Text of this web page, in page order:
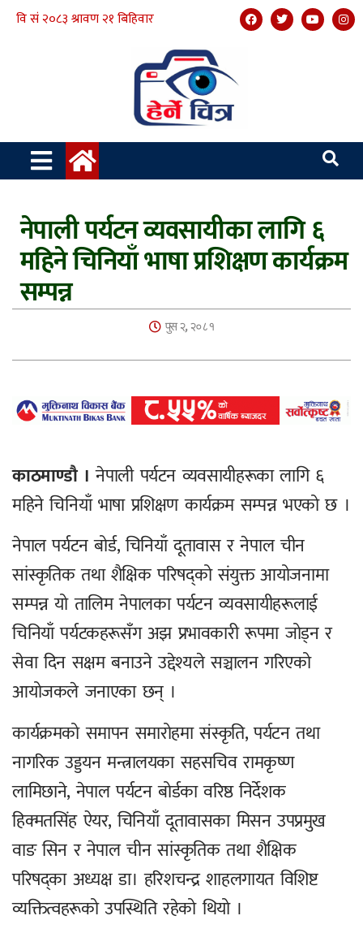
नेपाली पर्यटन व्यवसायीका लागि ६
महिने चिनियाँ भाषा प्रशिक्षण कार्यक्रम
सम्पन्न
पुस २, २०८१
काठमाण्डौ । नेपाली पर्यटन व्यवसायीहरूका लागि ६
महिने चिनियाँ भाषा प्रशिक्षण कार्यक्रम सम्पन्न भएको छ ।
नेपाल पर्यटन बोर्ड, चिनियाँ दूतावास र नेपाल चीन
सांस्कृतिक तथा शैक्षिक परिषद्को संयुक्त आयोजनामा
सम्पन्न यो तालिम नेपालका पर्यटन व्यवसायीहरूलाई
चिनियाँ पर्यटकहरूसँग अझ प्रभावकारी रूपमा जोड्न र
सेवा दिन सक्षम बनाउने उद्देश्यले सञ्चालन गरिएको
आयोजकले जनाएका छन् ।
कार्यक्रमको समापन समारोहमा संस्कृति, पर्यटन तथा
नागरिक उड्डयन मन्त्रालयका सहसचिव रामकृष्ण
लामिछाने, नेपाल पर्यटन बोर्डका वरिष्ठ निर्देशक
हिक्मतसिंह ऐयर, चिनियाँ दूतावासका मिसन उपप्रमुख
वाङ सिन र नेपाल चीन सांस्कृतिक तथा शैक्षिक
परिषद्का अध्यक्ष डा। हरिशचन्द्र शाहलगायत विशिष्ट
व्यक्तित्वहरूको उपस्थिति रहेको थियो ।